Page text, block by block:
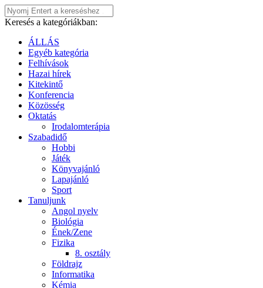
Keresés a kategóriákban:
ÁLLÁS
Egyéb kategória
Felhívások
Hazai hírek
Kitekintő
Konferencia
Közösség
Oktatás
Irodalomterápia
Szabadidő
Hobbi
Játék
Könyvajánló
Lapajánló
Sport
Tanuljunk
Angol nyelv
Biológia
Ének/Zene
Fizika
8. osztály
Földrajz
Informatika
Kémia